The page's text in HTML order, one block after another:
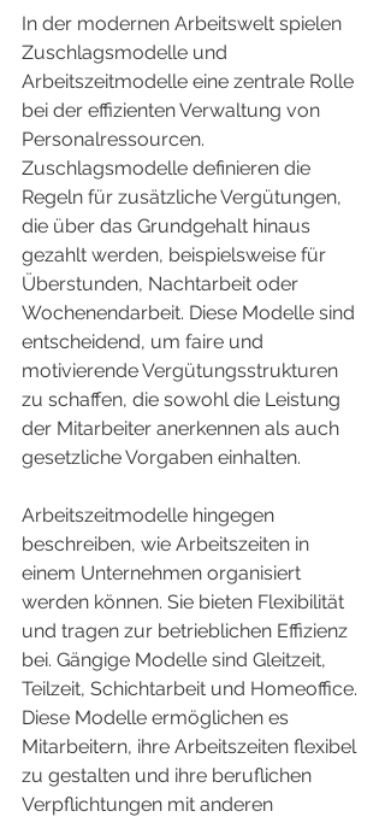
In der modernen Arbeitswelt spielen
Zuschlagsmodelle und
Arbeitszeitmodelle eine zentrale Rolle
bei der effizienten Verwaltung von
Personalressourcen.
Zuschlagsmodelle definieren die
Regeln für zusätzliche Vergütungen,
die über das Grundgehalt hinaus
gezahlt werden, beispielsweise für
Überstunden, Nachtarbeit oder
Wochenendarbeit. Diese Modelle sind
entscheidend, um faire und
motivierende Vergütungsstrukturen
zu schaffen, die sowohl die Leistung
der Mitarbeiter anerkennen als auch
gesetzliche Vorgaben einhalten.
Arbeitszeitmodelle hingegen
beschreiben, wie Arbeitszeiten in
einem Unternehmen organisiert
werden können. Sie bieten Flexibilität
und tragen zur betrieblichen Effizienz
bei. Gängige Modelle sind Gleitzeit,
Teilzeit, Schichtarbeit und Homeoffice.
Diese Modelle ermöglichen es
Mitarbeitern, ihre Arbeitszeiten flexibel
zu gestalten und ihre beruflichen
Verpflichtungen mit anderen